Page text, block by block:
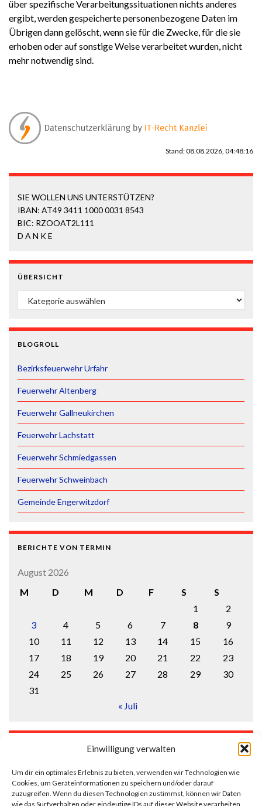
Einwilligung verwalten
Um dir ein optimales Erlebnis zu bieten, verwenden wir Technologien wie
Cookies, um Geräteinformationen zu speichern und/oder darauf
zuzugreifen. Wenn du diesen Technologien zustimmst, können wir Daten
wie das Surfverhalten oder eindeutige IDs auf dieser Website verarbeiten.
über spezifische Verarbeitungssituationen nichts anderes
ergibt, werden gespeicherte personenbezogene Daten im
Übrigen dann gelöscht, wenn sie für die Zwecke, für die sie
erhoben oder auf sonstige Weise verarbeitet wurden, nicht
mehr notwendig sind.
Stand: 08.08.2026, 04:48:16
SIE WOLLEN UNS UNTERSTÜTZEN?
IBAN: AT49 3411 1000 0031 8543
BIC: RZOOAT2L111
D A N K E
ÜBERSICHT
ÜBERSICHT
BLOGROLL
Bezirksfeuerwehr Urfahr
Feuerwehr Altenberg
Feuerwehr Gallneukirchen
Feuerwehr Lachstatt
Feuerwehr Schmiedgassen
Feuerwehr Schweinbach
Gemeinde Engerwitzdorf
BERICHTE VON TERMIN
August 2026
M
D M D F S
S
1
2
3
4 5 6 7 8
9
10
11 12 13 14 15
16
17
18 19 20 21 22
23
24
25 26 27 28 29
30
31
« Juli
Anmelden
Eintrags-Feed